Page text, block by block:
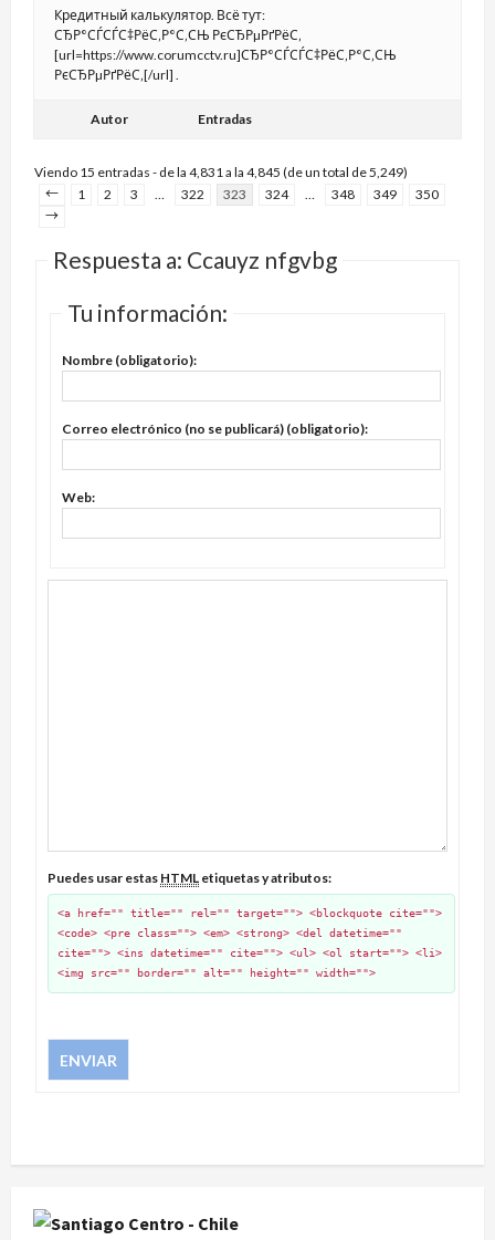
Кредитный калькулятор. Всё тут:
СЂР°СЃСЃС‡РёС‚Р°С‚СЊ РєСЂРµРґРёС‚
[url=https://www.corumcctv.ru]СЂР°СЃСЃС‡РёС‚Р°С‚СЊ
РєСЂРµРґРёС‚[/url] .
Autor Entradas
Viendo 15 entradas - de la 4,831 a la 4,845 (de un total de 5,249)
←
1 2 3 … 322 323 324 … 348 349
350
→
Respuesta a: Ccauyz nfgvbg
Tu información:
Nombre (obligatorio):
Correo electrónico (no se publicará) (obligatorio):
Web:
Puedes usar estas HTML etiquetas y atributos:
<a href="" title="" rel="" target=""> <blockquote cite="">
<code> <pre class=""> <em> <strong> <del datetime=""
cite=""> <ins datetime="" cite=""> <ul> <ol start=""> <li>
<img src="" border="" alt="" height="" width="">
ENVIAR